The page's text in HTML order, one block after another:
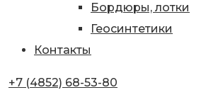
Бордюры, лотки
Геосинтетики
Контакты
+7 (4852) 68-53-80